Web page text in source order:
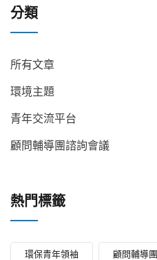
分類
所有文章
環境主題
青年交流平台
顧問輔導團諮詢會議
熱門標籤
環保青年領袖 顧問輔導團